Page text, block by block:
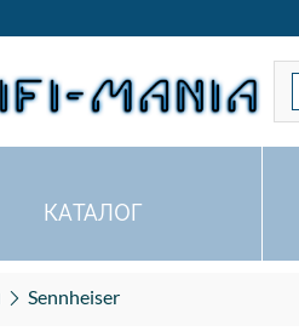
КАТАЛОГ
Sennheiser